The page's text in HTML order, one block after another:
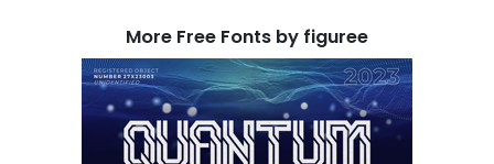
More Free Fonts by figuree